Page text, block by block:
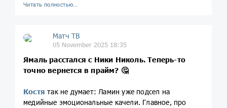
Читать полностью…
Матч ТВ
05 November 2025 18:35
Ямаль расстался с Ники Николь. Теперь-то
точно вернется в прайм? 🤔
Костя так не думает: Ламин уже подсел на
медийные эмоциональные качели. Главное, про